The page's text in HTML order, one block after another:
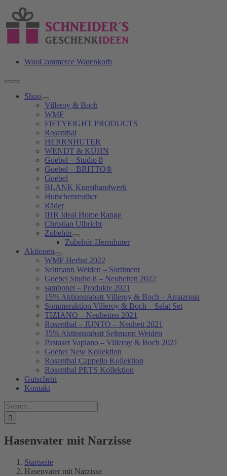
Inhalt
springen
WooCommerce Warenkorb
Toggle
Navigation
Shop
Villeroy & Boch
WMF
FIFTYEIGHT PRODUCTS
Rosenthal
HERRNHUTER
WENDT & KÜHN
Goebel – Studio 8
Goebel – BRITTO®
Goebel
BLANK Kunsthandwerk
Hutschenreuther
Räder
IHR Ideal Home Range
Christian Ulbricht
Zubehör
Zubehör-Herrnhuter
Aktionen
WMF Herbst 2022
Seltmann Weiden – Sortiment
Goebel Studio 8 – Neuheiten 2022
sambonet – Produkte 2021
15% Aktionsrabatt Villeroy & Boch – Amazonia
Sommeraktion Villeroy & Boch – Salat Set
TIZIANO – Neuheiten 2021
Rosenthal – JUNTO – Neuheit 2021
35% Aktionsrabatt Seltmann Weiden
Pastaset Vapiano – Villeroy & Boch 2021
Goebel New Kollektion
Rosenthal Cappello Kollektion
Rosenthal PETS Kollektion
Gutschein
Kontakt
Suche
nach:
Hasenvater mit Narzisse
Startseite
Hasenvater mit Narzisse